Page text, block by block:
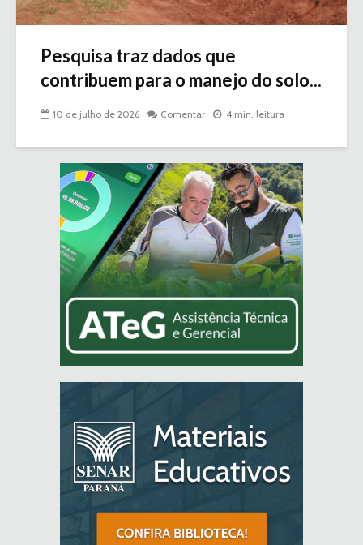
Pesquisa traz dados que
contribuem para o manejo do solo...
10 de julho de 2026 Comentar 4 min. leitura